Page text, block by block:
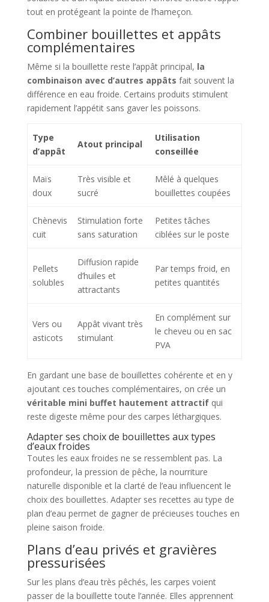
tout en protégeant la pointe de l’hameçon.
Combiner bouillettes et appâts
complémentaires
Même si la bouillette reste l’appât principal, la
combinaison avec d’autres appâts fait souvent la
différence en eau froide. Certains produits stimulent
rapidement l’appétit sans gaver les poissons.
Type
d’appât
Atout principal
Utilisation
conseillée
Maïs
doux
Très visible et
sucré
Mêlé à quelques
bouillettes coupées
Chènevis
cuit
Stimulation forte
sans saturation
Petites tâches
ciblées sur le poste
Pellets
solubles
Diffusion rapide
d’huiles et
attractants
Par temps froid, en
petites quantités
Vers ou
asticots
Appât vivant très
stimulant
En complément sur
le cheveu ou en sac
PVA
En gardant une base de bouillettes cohérente et en y
ajoutant ces touches complémentaires, on crée un
véritable mini buffet hautement attractifqui
reste digeste même pour des carpes léthargiques.
Adapter ses choix de bouillettes aux types
d’eaux froides
Toutes les eaux froides ne se ressemblent pas. La
profondeur, la pression de pêche, la nourriture
naturelle disponible et la clarté de l’eau influencent le
choix des bouillettes. Adapter ses recettes au type de
plan d’eau permet de gagner de précieuses touches en
pleine saison froide.
Plans d’eau privés et gravières
pressurisées
Sur les plans d’eau très pêchés, les carpes voient
passer de la bouillette toute l’année. Elles apprennent